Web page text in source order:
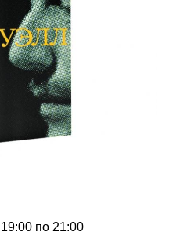
19:00 по 21:00